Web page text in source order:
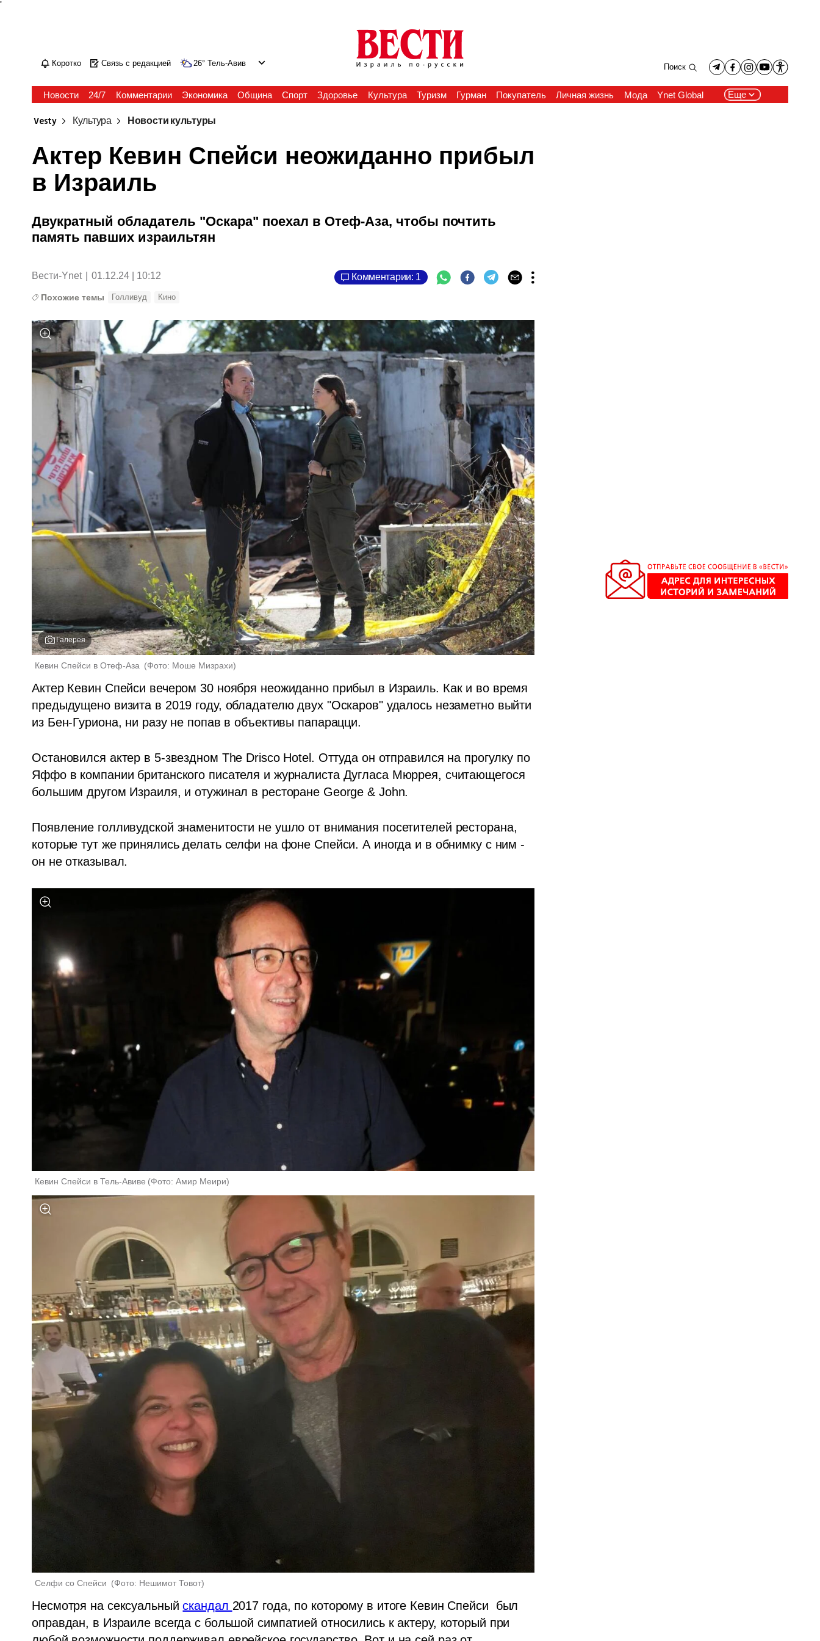
'
Коротко Связь с редакцией 26° Тель-Авив Поиск
Новости 24/7 Комментарии Экономика Община Спорт Здоровье Культура Туризм Гурман Покупатель Личная жизнь Мода Ynet Global Еще
Vesty Культура Новости культуры
Актер Кевин Спейси неожиданно прибыл
в Израиль
Двукратный обладатель "Оскара" поехал в Отеф-Аза, чтобы почтить
память павших израильтян
Вести-Ynet 01.12.24 | 10:12 Комментарии: 1
Похожие темы Голливуд Кино
Галерея
Кевин Спейси в Отеф-Аза (Фото: Моше Мизрахи)
Актер Кевин Спейси вечером 30 ноября неожиданно прибыл в Израиль. Как и во время
предыдущено визита в 2019 году, обладателю двух "Оскаров" удалось незаметно выйти
из Бен-Гуриона, ни разу не попав в объективы папарацци.
Остановился актер в 5-звездном The Drisco Hotel. Оттуда он отправился на прогулку по
Яффо в компании британского писателя и журналиста Дугласа Мюррея, считающегося
большим другом Израиля, и отужинал в ресторане George & John.
Появление голливудской знаменитости не ушло от внимания посетителей ресторана,
которые тут же принялись делать селфи на фоне Спейси. А иногда и в обнимку с ним -
он не отказывал.
Кевин Спейси в Тель-Авиве (Фото: Амир Меири)
Селфи со Спейси (Фото: Нешимот Товот)
Несмотря на сексуальный скандал 2017 года, по которому в итоге Кевин Спейси  был
оправдан, в Израиле всегда с большой симпатией относились к актеру, который при